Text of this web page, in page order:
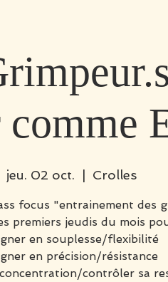
jeu. 02 oct. Crolles
focus "entrainement des
premiers jeudis du mois
en souplesse/flexibilité
en précision/résistance
contrôler sa